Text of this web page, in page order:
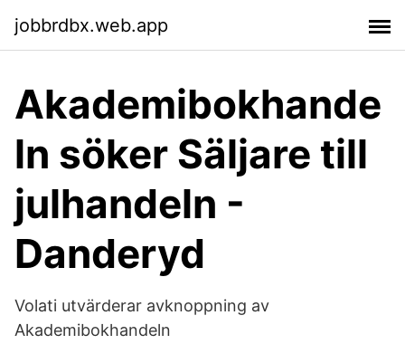
jobbrdbx.web.app
Akademibokhande
ln söker Säljare till
julhandeln -
Danderyd
Volati utvärderar avknoppning av
Akademibokhandeln